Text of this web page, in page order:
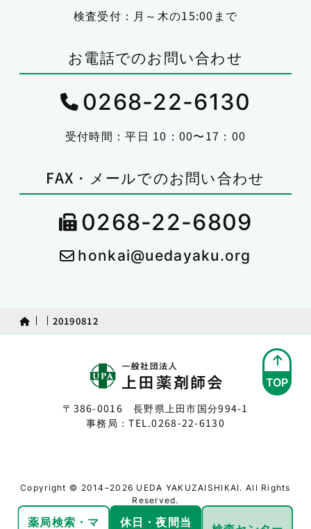
検査受付：月～木の15:00まで
お電話でのお問い合わせ
0268-22-6130
受付時間：平日 10：00〜17：00
FAX・メールでのお問い合わせ
0268-22-6809
honkai@uedayaku.org
20190812
薬局検索・ マ 休日・夜間当
TOP
〒386-0016 長野県上田市国分994-1
事務局：TEL.0268-22-6130
Copyright © 2014–2026 UEDA YAKUZAISHIKAI. All Rights
Reserved.